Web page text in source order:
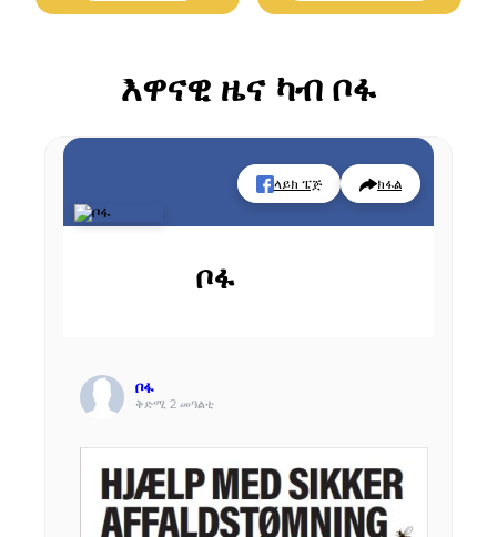
ጓሓፍይ
ባዶ ምግባር ካላንደር ወዘተ።
መምርሒታት ምድላው
እዋናዊ ዜና ካብ ቦፋ
ላይክ ፔጅ ክፋል
ቦፋ
ቦፋ
ቅድሚ 2 መዓልቲ